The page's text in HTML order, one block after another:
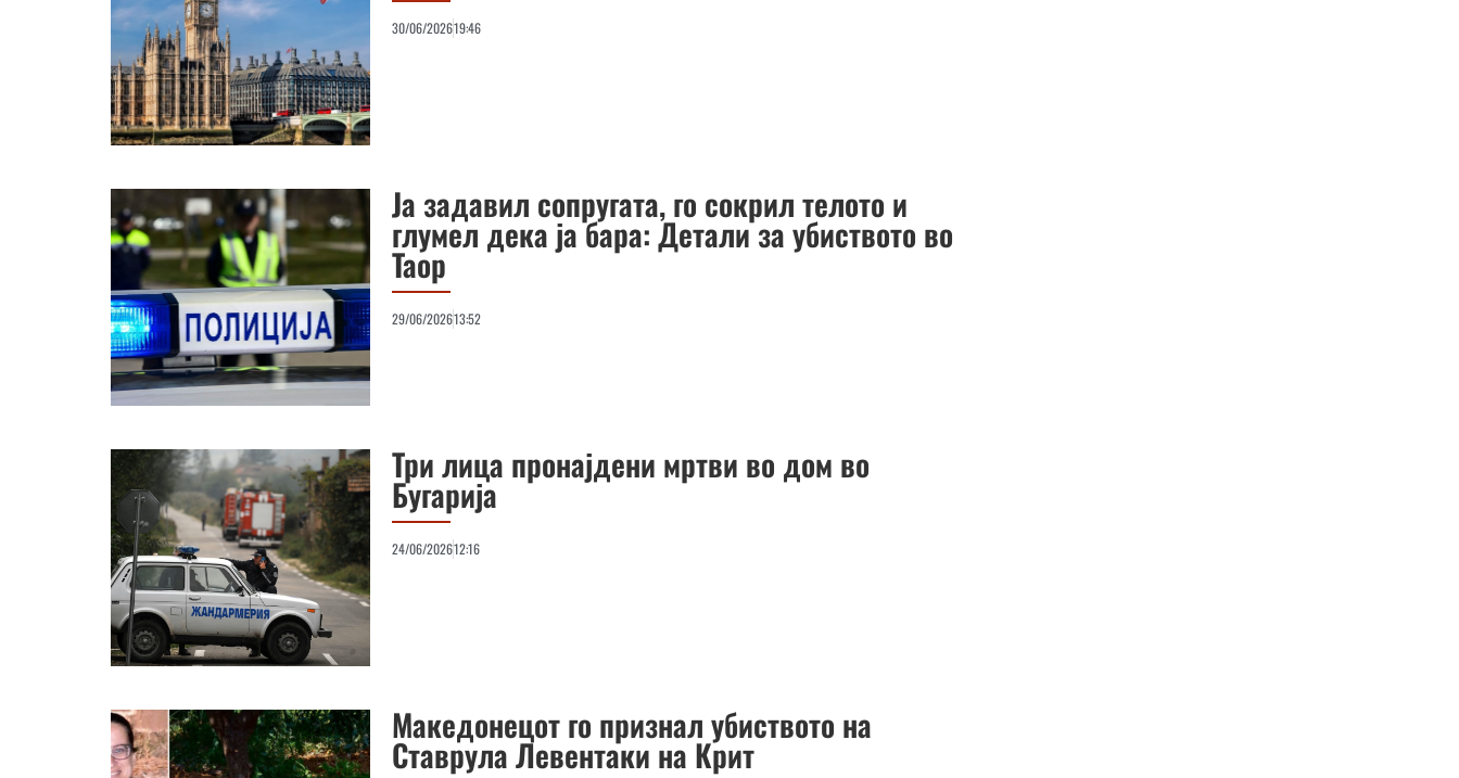
30/06/202619:46
Ја задавил сопругата, го сокрил телото и
глумел дека ја бара: Детали за убиството во
Таор
29/06/202613:52
Три лица пронајдени мртви во дом во
Бугарија
24/06/202612:16
Македонецот го признал убиството на
Ставрула Левентаки на Крит